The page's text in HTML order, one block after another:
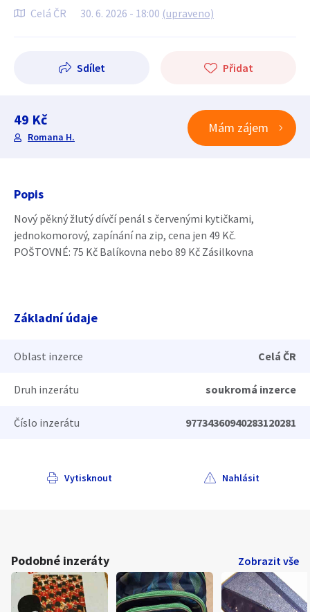
Celá ČR 30. 6. 2026 - 18:00 (upraveno)
Sdílet Přidat
49 Kč
Romana H.
Mám zájem
Popis
Nový pěkný žlutý dívčí penál s červenými kytičkami,
jednokomorový, zapínání na zip, cena jen 49 Kč.
POŠTOVNÉ: 75 Kč Balíkovna nebo 89 Kč Zásilkovna
Základní údaje
Oblast inzerce Celá ČR
Druh inzerátu soukromá inzerce
Číslo inzerátu 97734360940283120281
Vytisknout Nahlásit
Podobné inzeráty Zobrazit vše